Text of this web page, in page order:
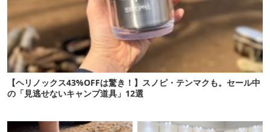
【ヘリノックス43%OFFは驚き！】スノピ・テンマクも。セール中
の「見逃せないキャンプ道具」12選